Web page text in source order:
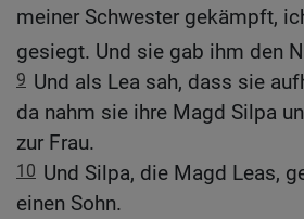
meiner Schwester gekämpft,
gesiegt. Und sie gab ihm den
9 Und als Lea sah, dass sie
da nahm sie ihre Magd Silpa
zur Frau.
10 Und Silpa, die Magd Leas,
einen Sohn.